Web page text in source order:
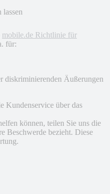
mobile.de Richtlinie für
für:
diskriminierenden Äußerungen
Kundenservice über das
können, teilen Sie uns die
Beschwerde bezieht. Diese